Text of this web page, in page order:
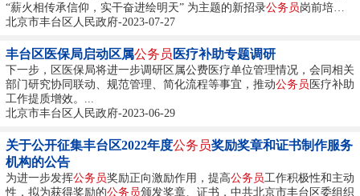
“薪火相传承信仰，实干奋进绘明天” 为主题的新招录公务员岗前培
训。...
北京市丰台区人民政府-2023-07-27
丰台区医保局启动区属公务员 医疗补助专题调研
下一步，区医保局将进一步调研区属公费医疗单位管理情况，会同相关
部门研究协同联动、规范管理、简化流程等事宜，推动公务员 医疗补助
工作提质增效。...
北京市丰台区人民政府-2023-06-29
关于公开征集丰台区2022年度公务员奖励奖章和证书制作服务
机构的公告
为进一步发挥公务员奖励正向激励作用，提高公务员工作积极性和主动
性，拟为获得奖励的公务员颁发奖章、证书，中共北京市丰台区委组织